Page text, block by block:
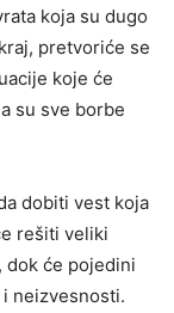
koja su dugo
pretvoriće se
koje će
su sve borbe
dobiti vest koja
rešiti veliki
dok će pojedini
neizvesnosti.